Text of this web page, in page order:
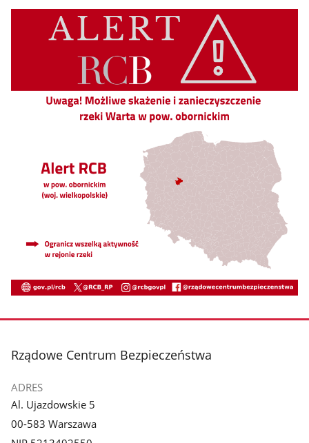
stopka
Rządowe Centrum Bezpieczeństwa
ADRES
Al. Ujazdowskie 5
00-583 Warszawa